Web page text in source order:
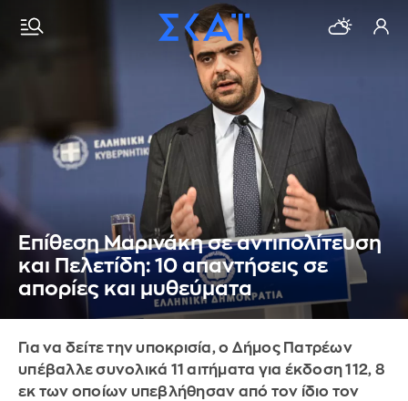
Επίθεση Μαρινάκη σε αντιπολίτευση
και Πελετίδη: 10 απαντήσεις σε
απορίες και μυθεύματα
Για να δείτε την υποκρισία, ο Δήμος Πατρέων
υπέβαλλε συνολικά 11 αιτήματα για έκδοση 112, 8
εκ των οποίων υπεβλήθησαν από τον ίδιο τον